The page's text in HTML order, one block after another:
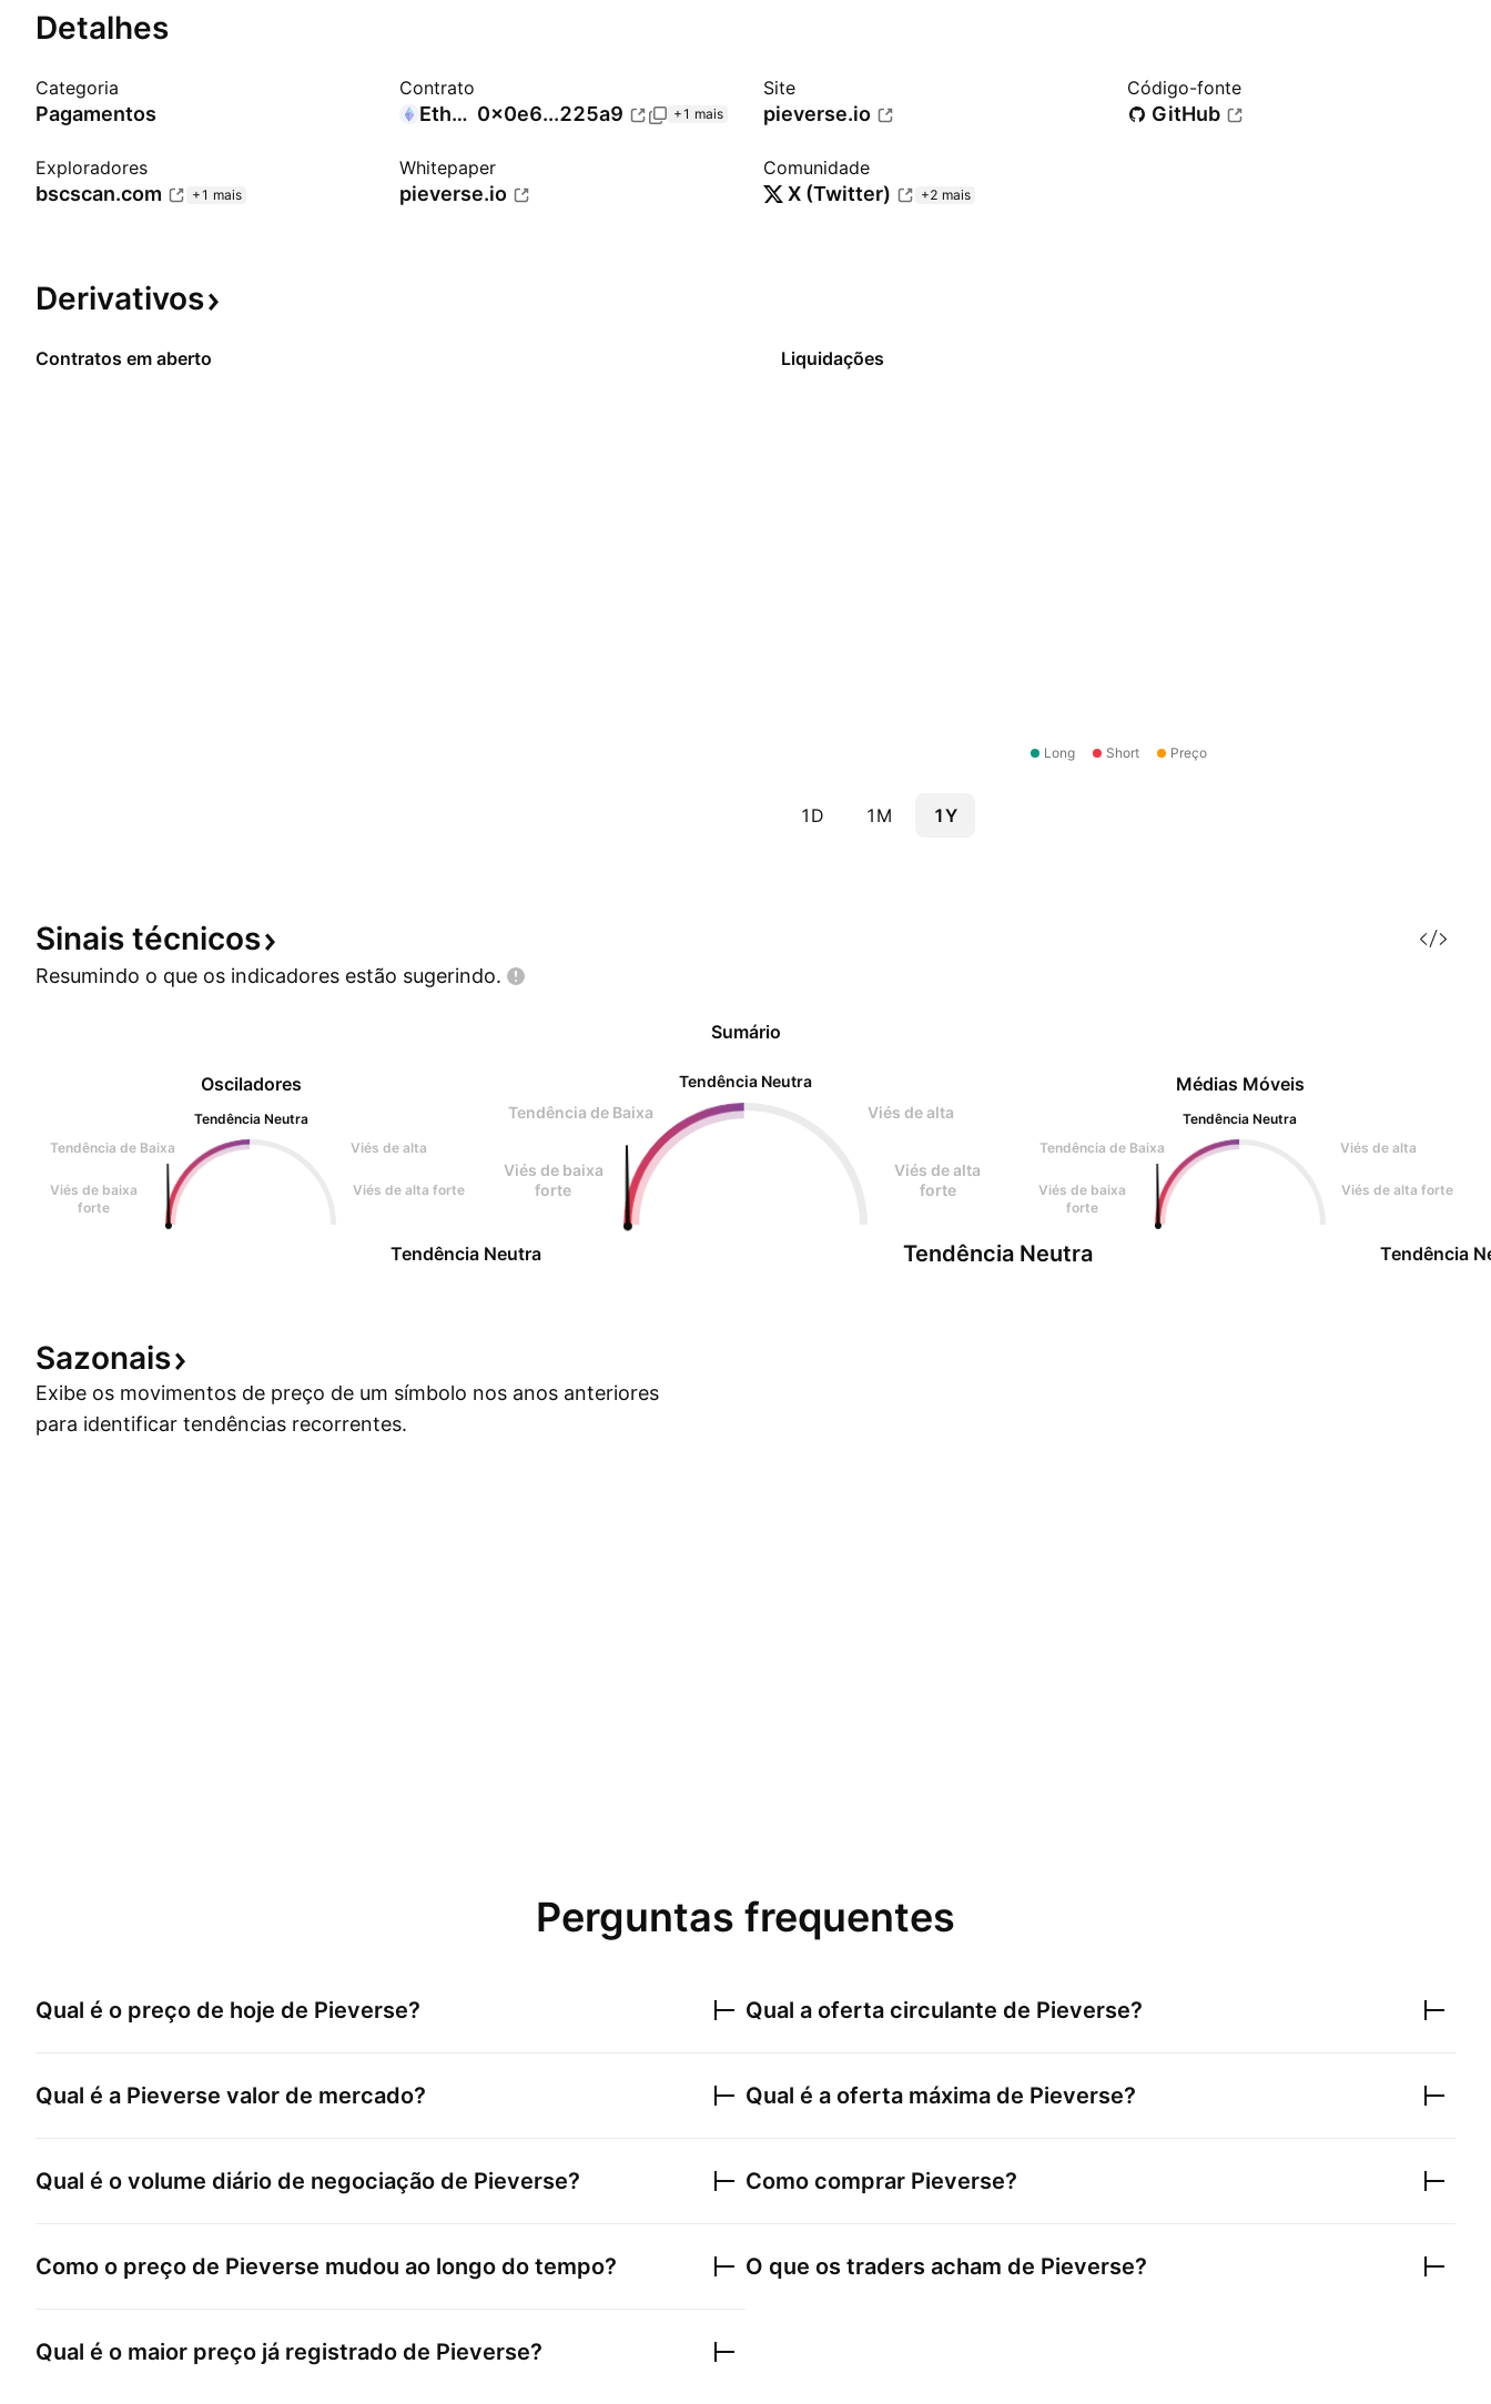
Detalhes
Categoria
Pagamentos
Contrato
Ethereum 0x0e6...225a9 +1 mais
Site
pieverse.io
Código-fonte
GitHub
Exploradores
bscscan.com +1 mais
Whitepaper
pieverse.io
Comunidade
X (Twitter) +2 mais
Derivativos
Contratos em aberto Liquidações
Long Short Preço
1D 1M 1Y
Sinais técnicos
Resumindo o que os indicadores estão sugerindo.
Osciladores
Tendência Neutra
Tendência de Baixa
Viés de alta
Viés de baixa
forte
Viés de alta forte
Tendência Neutra
Sumário
Tendência Neutra
Tendência de Baixa
Viés de alta
Viés de baixa
forte
Viés de alta
forte
Tendência Neutra
Médias Móveis
Tendência Neutra
Tendência de Baixa
Viés de alta
Viés de baixa
forte
Viés de alta forte
Tendência
Sazonais
Exibe os movimentos de preço de um símbolo nos anos anteriores
para identificar tendências recorrentes.
Perguntas frequentes
Qual é o preço de hoje de Pieverse?
Qual é a Pieverse valor de mercado?
Qual é o volume diário de negociação de Pieverse?
Como o preço de Pieverse mudou ao longo do tempo?
Qual é o maior preço já registrado de Pieverse?
Qual a oferta circulante de Pieverse?
Qual é a oferta máxima de Pieverse?
Como comprar Pieverse?
O que os traders acham de Pieverse?